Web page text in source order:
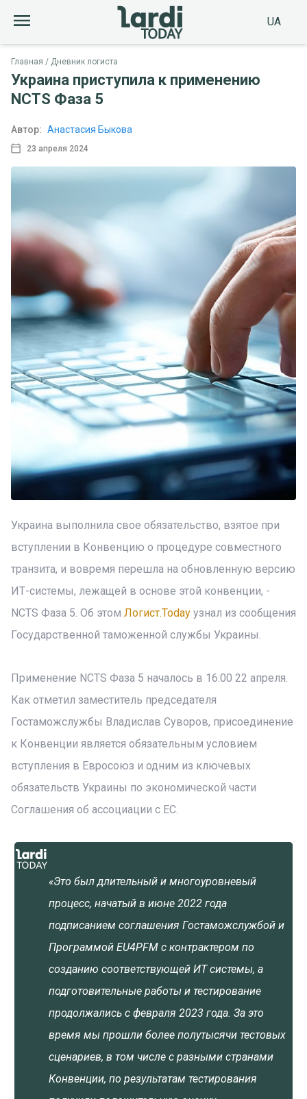
UA
Главная Дневник логиста
Украина приступила к применению
NCTS Фаза 5
23 апреля 2024
Автор: Анастасия Быкова
Украина выполнила свое обязательство, взятое при
вступлении в Конвенцию о процедуре совместного
транзита, и вовремя перешла на обновленную версию
ИТ-системы, лежащей в основе этой конвенции, -
NCTS Фаза 5. Об этом Логист.Today узнал из сообщения
Государственной таможенной службы Украины.
Применение NCTS Фаза 5 началось в 16:00 22 апреля.
Как отметил заместитель председателя
Гостаможслужбы Владислав Суворов, присоединение
к Конвенции является обязательным условием
вступления в Евросоюз и одним из ключевых
обязательств Украины по экономической части
Соглашения об ассоциации с ЕС.
«Это был длительный и многоуровневый
процесс, начатый в июне 2022 года
подписанием соглашения Гостаможслужбой и
Программой EU4PFM с контрактером по
созданию соответствующей ИТ системы, а
подготовительные работы и тестирование
продолжались с февраля 2023 года. За это
время мы прошли более полутысячи тестовых
сценариев, в том числе с разными странами
Конвенции, по результатам тестирования